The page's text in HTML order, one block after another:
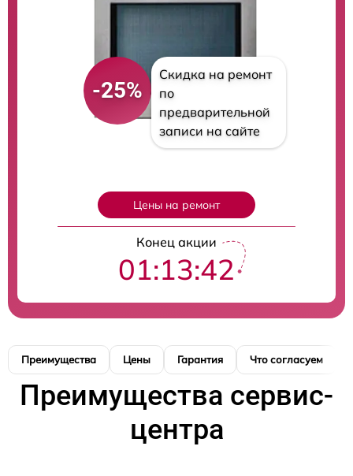
-25%
Скидка на ремонт
по
предварительной
записи на сайте
Цены на ремонт
Конец акции
01:13:41
Преимущества Цены Гарантия Что согласуем
Преимущества сервис-
центра